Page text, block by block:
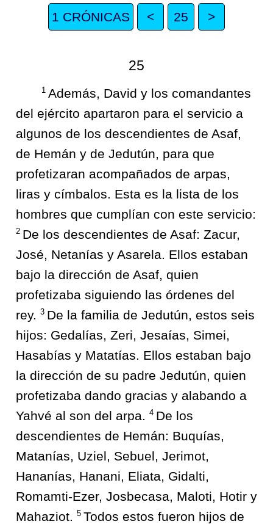
1 CRÓNICAS < 25 >
25
1 Además, David y los comandantes
del ejército apartaron para el servicio a
algunos de los descendientes de Asaf,
de Hemán y de Jedutún, para que
profetizaran acompañados de arpas,
liras y címbalos. Esta es la lista de los
hombres que cumplían con este servicio:
2 De los descendientes de Asaf: Zacur,
José, Netanías y Asarela. Ellos estaban
bajo la dirección de Asaf, quien
profetizaba siguiendo las órdenes del
rey. 3 De la familia de Jedutún, estos seis
hijos: Gedalías, Zeri, Jesaías, Simei,
Hasabías y Matatías. Ellos estaban bajo
la dirección de su padre Jedutún, quien
profetizaba dando gracias y alabando a
Yahvé al son del arpa. 4 De los
descendientes de Hemán: Buquías,
Matanías, Uziel, Sebuel, Jerimot,
Hananías, Hanani, Eliata, Gidalti,
Romamti-Ezer, Josbecasa, Maloti, Hotir y
Mahaziot. 5 Todos estos fueron hijos de